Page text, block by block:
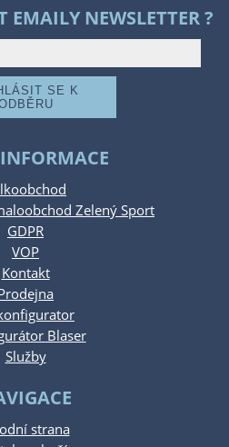
EMAILY NEWSLETTER ?
Zelený Sport
GDPR
VOP
Kontakt
Blaser
Služby
strana